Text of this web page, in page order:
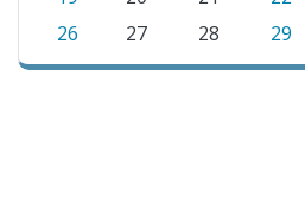
26
27 28 29